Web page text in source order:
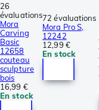
26
évaluations
Mora
Carving
Basic
12658
couteau
sculpture
bois
16,99 €
En stock
72 évaluations
Mora Pro S,
12242
12,99 €
En stock